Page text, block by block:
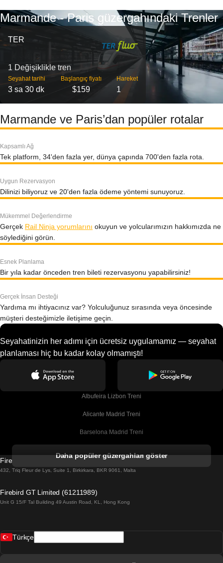
Marmande - Paris güzergahındaki Trenler
TER
1 Değişiklikle tren
Seyahat tarihi
3 sa 30 dk
Başlangıç ​​fiyatı
$159
Hareket
1
Marmande ve Paris’dan popüler rotalar
Kapsamlı Ağ
Tek platform, 34'den fazla yer, dünya çapında 700'den fazla rota.
Uygun Rezervasyon
Dilinizi biliyoruz ve 20'den fazla ödeme yöntemi sunuyoruz.
Mükemmel Değerlendirme
Gerçek Rail Ninja yorumlarını okuyun ve yolcularımızın hakkımızda ne
söylediğini görün.
Esnek Planlama
Bir yıla kadar önceden tren bileti rezervasyonu yapabilirsiniz!
Gerçek İnsan Desteği
Yardıma mı ihtiyacınız var? Yolculuğunuz sırasında veya öncesinde
müşteri desteğimizle iletişime geçin.
Seyahatinizin her adımı için ücretsiz uygulamamız — seyahat
planlaması hiç bu kadar kolay olmamıştı!
Albufeira Lizbon Treni
Alicante Madrid Treni
Barselona Madrid Treni
Barselona Sevilla Treni
Belfast Dublin Treni
Daha popüler güzergahları göster
Firebird GT Limited (OC 1451)
432, Triq Fleur de Lys, Suite 1, Birkirkara, BKR 9061, Malta
Firebird GT Limited (61211989)
Unit G 15/F Tal Building 49 Austin Road, KL, Hong Kong
Türkçe